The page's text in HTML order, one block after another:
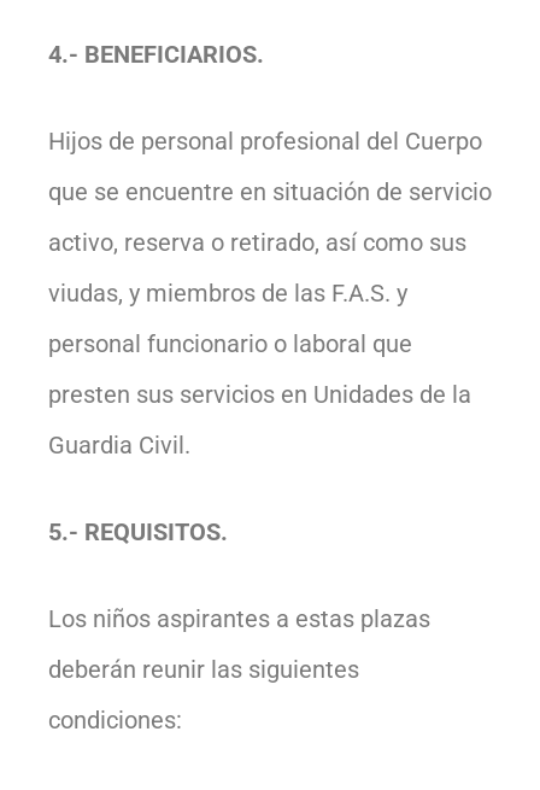
4.- BENEFICIARIOS.
Hijos de personal profesional del Cuerpo
que se encuentre en situación de servicio
activo, reserva o retirado, así como sus
viudas, y miembros de las F.A.S. y
personal funcionario o laboral que
presten sus servicios en Unidades de la
Guardia Civil.
5.- REQUISITOS.
Los niños aspirantes a estas plazas
deberán reunir las siguientes
condiciones: